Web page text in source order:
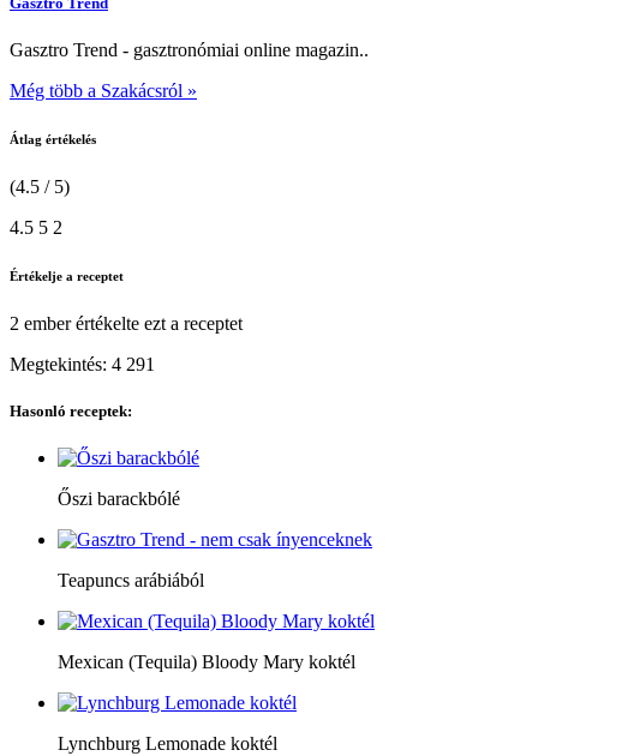
Gasztro Trend - gasztronómiai online magazin..
Még több a Szakácsról »
Átlag értékelés
(4.5 / 5)
4.5 5 2
Értékelje a receptet
2 emberértékelte ezt a receptet
Megtekintés: 4 291
Hasonló receptek:
Őszi barackbólé
Teapuncs arábiából
Mexican (Tequila) Bloody Mary koktél
Lynchburg Lemonade koktél